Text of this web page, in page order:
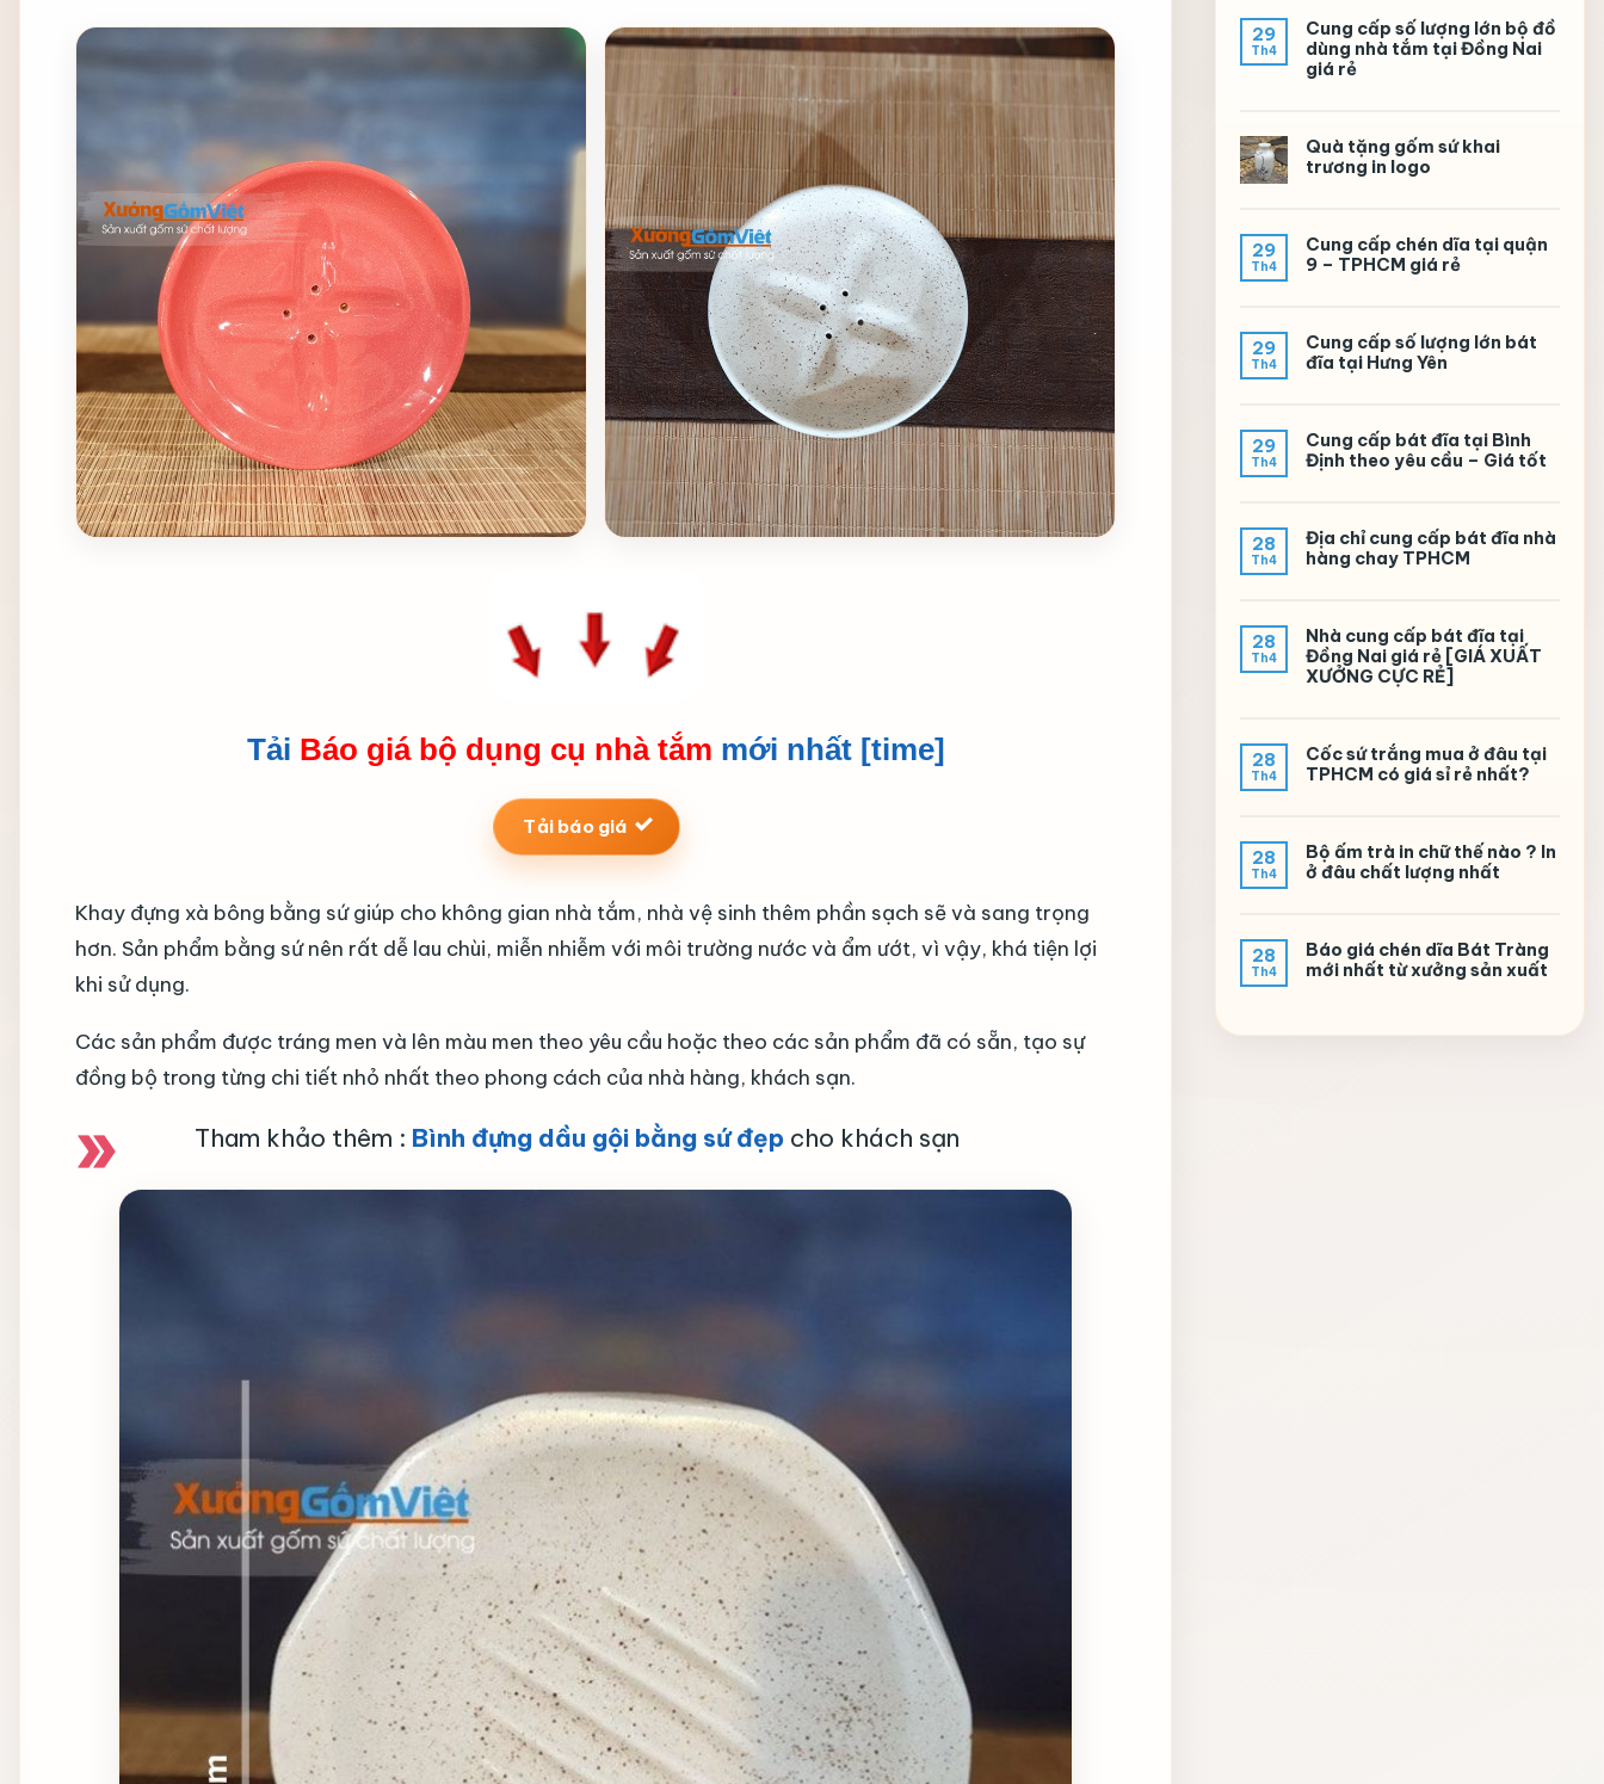
Tải Báo giá bộ dụng cụ nhà tắm mới nhất [time]
Tải báo giá
Khay đựng xà bông bằng sứ giúp cho không gian nhà tắm, nhà vệ sinh thêm phần sạch sẽ và sang trọng
hơn. Sản phẩm bằng sứ nên rất dễ lau chùi, miễn nhiễm với môi trường nước và ẩm ướt, vì vậy, khá tiện lợi
khi sử dụng.
Các sản phẩm được tráng men và lên màu men theo yêu cầu hoặc theo các sản phẩm đã có sẵn, tạo sự
đồng bộ trong từng chi tiết nhỏ nhất theo phong cách của nhà hàng, khách sạn.
Tham khảo thêm : Bình đựng dầu gội bằng sứ đẹp cho khách sạn
29
Th4
Cung cấp số lượng lớn bộ đồ
dùng nhà tắm tại Đồng Nai
giá rẻ
Quà tặng gốm sứ khai
trương in logo
29
Th4
Cung cấp chén dĩa tại quận
9 – TPHCM giá rẻ
29
Th4
Cung cấp số lượng lớn bát
đĩa tại Hưng Yên
29
Th4
Cung cấp bát đĩa tại Bình
Định theo yêu cầu – Giá tốt
28
Th4
Địa chỉ cung cấp bát đĩa nhà
hàng chay TPHCM
28
Th4
Nhà cung cấp bát đĩa tại
Đồng Nai giá rẻ [GIÁ XUẤT
XƯỞNG CỰC RẺ]
28
Th4
Cốc sứ trắng mua ở đâu tại
TPHCM có giá sỉ rẻ nhất?
28
Th4
Bộ ấm trà in chữ thế nào ? In
ở đâu chất lượng nhất
28
Th4
Báo giá chén dĩa Bát Tràng
mới nhất từ xưởng sản xuất